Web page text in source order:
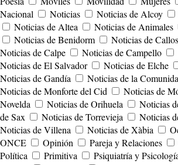
Nacional
Noticias Noticias de Alcoy
Noticias de Altea
Noticias de Animales
Noticias de Benidorm
Noticias de
Noticias de Calpe
Noticias de Campello
Noticias de El Salvador
Noticias de Elche
Noticias de Gandía
Noticias de la
Noticias de Monforte del Cid
Noticias de
Novelda
Noticias de Orihuela Noticias
de Sax
Noticias de Torrevieja
Noticias
Noticias de Villena
Noticias de Xàbia
ONCE
Opinión Pareja y Relaciones
Política
Primitiva Psiquiatría y